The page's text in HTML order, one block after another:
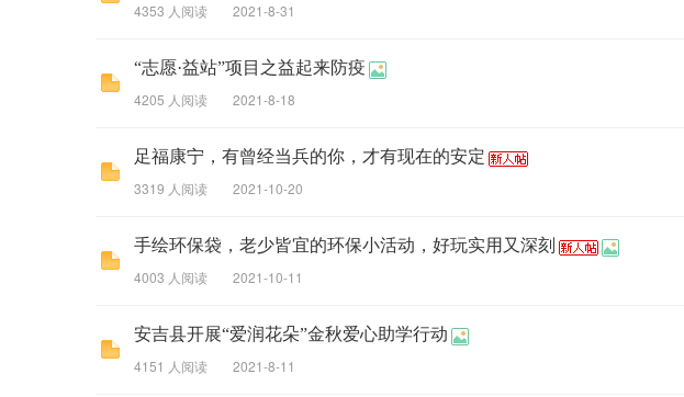
4353 人阅读
2021-8-31
“志愿·益站”项目之益起来防疫
4205 人阅读
2021-8-18
足福康宁，有曾经当兵的你，才有现在的安定
3319 人阅读
2021-10-20
手绘环保袋，老少皆宜的环保小活动，好玩实用又深刻
4003 人阅读
2021-10-11
安吉县开展“爱润花朵”金秋爱心助学行动
4151 人阅读
2021-8-11